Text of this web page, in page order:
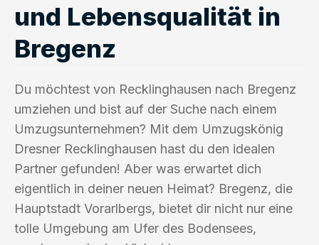
und Lebensqualität in
Bregenz
Du möchtest von Recklinghausen nach Bregenz
umziehen und bist auf der Suche nach einem
Umzugsunternehmen? Mit dem Umzugskönig
Dresner Recklinghausen hast du den idealen
Partner gefunden! Aber was erwartet dich
eigentlich in deiner neuen Heimat? Bregenz, die
Hauptstadt Vorarlbergs, bietet dir nicht nur eine
tolle Umgebung am Ufer des Bodensees,